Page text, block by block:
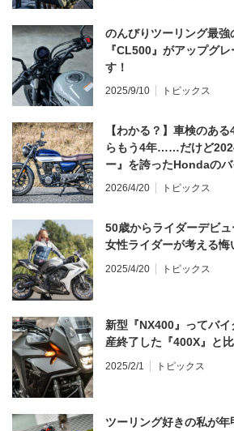
のんびりツーリング最強
『CL500』がアップグ
す！
2025/9/10 トピックス
【わかる？】車検のあ
らもう4年……だけど
ー』を誇ったHondaの
う？
2026/4/20 トピックス
50歳からライダーデビ
女性ライダーが考える悔
2025/4/20 トピックス
新型『NX400』ってバ
産終了した『400X』と
2025/2/1 トピックス
ツーリング好きの私が